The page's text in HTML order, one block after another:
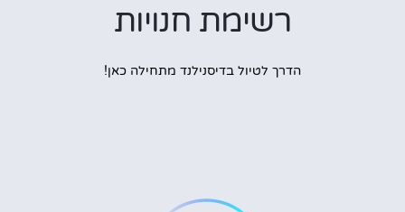
רשימת חנויות
הדרך לטיול בדיסנילנד מתחילה כאן!